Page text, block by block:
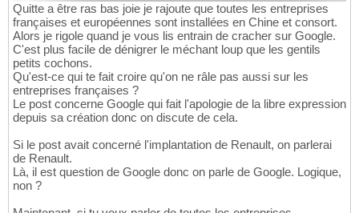
Quitte a être ras bas joie je rajoute que toutes les entreprises
françaises et européennes sont installées en Chine et consort.
Alors je rigole quand je vous lis entrain de cracher sur Google.
C'est plus facile de dénigrer le méchant loup que les gentils
petits cochons.
Qu'est-ce qui te fait croire qu'on ne râle pas aussi sur les
entreprises françaises ?
Le post concerne Google qui fait l'apologie de la libre expression
depuis sa création donc on discute de cela.
Si le post avait concerné l'implantation de Renault, on parlerai
de Renault.
Là, il est question de Google donc on parle de Google. Logique,
non ?